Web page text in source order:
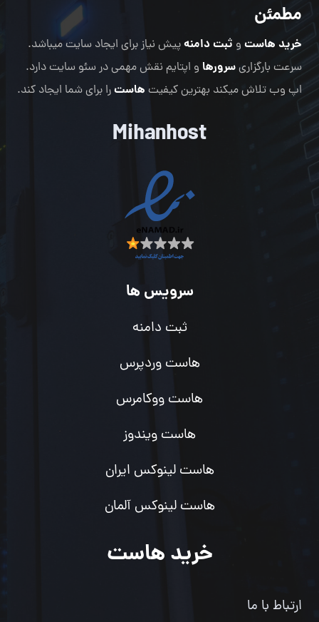
مطمئن
خرید هاست و ثبت دامنهپیش نیاز برای ایجاد سایت میباشد.
سرعت بارگزاریسرورها و اپتایم نقش مهمی در سئو سایت دارد.
اپ وب تلاش میکند بهترین کیفیت هاسترا برای شما ایجاد کند.
Mihanhost
سرویس ها
ثبت دامنه
هاست وردپرس
هاست ووکامرس
هاست ویندوز
هاست لینوکس ایران
هاست لینوکس آلمان
خرید هاست
ارتباط با ما